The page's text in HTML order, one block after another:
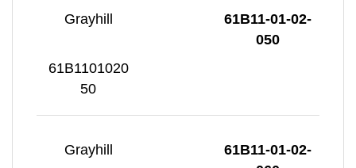
Grayhill
61B11-01-02-
050
61B1101020
50
Grayhill
61B11-01-02-